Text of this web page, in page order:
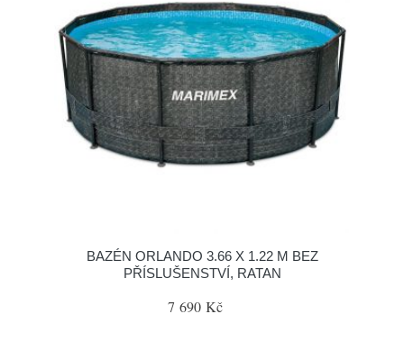
BAZÉN ORLANDO 3.66 X 1.22 M BEZ
PŘÍSLUŠENSTVÍ, RATAN
7 690 Kč